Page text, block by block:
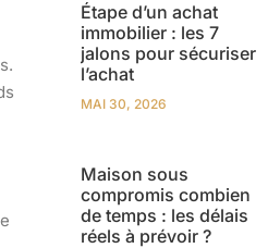
Étape d’un achat
immobilier : les 7
jalons pour sécuriser
l’achat
MAI 30, 2026
Maison sous
compromis combien
de temps : les délais
réels à prévoir ?